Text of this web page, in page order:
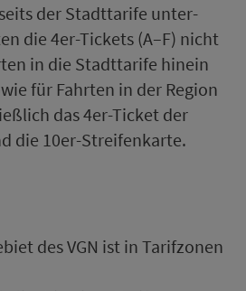
der Stadt­ta­rife un­ter­
die 4er-Tickets (A–F) nicht
in die Stadt­ta­rife hinein
für Fahrten in der Region
das 4er-Ticket der
die 10er-Strei­fen­kar­te.
des VGN ist in Ta­rif­zo­nen